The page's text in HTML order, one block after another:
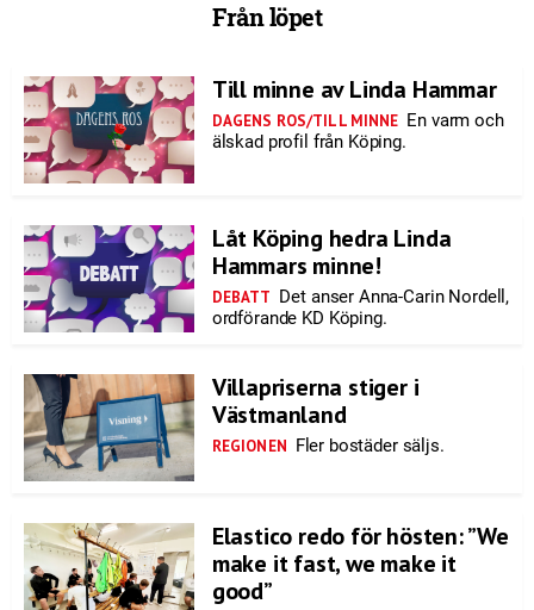
Från löpet
Till minne av Linda Hammar
DAGENS ROS/TILL MINNE En varm och
älskad profil från Köping.
Låt Köping hedra Linda
Hammars minne!
DEBATT Det anser Anna-Carin Nordell,
ordförande KD Köping.
Villapriserna stiger i
Västmanland
REGIONEN Fler bostäder säljs.
Elastico redo för hösten: ”We
make it fast, we make it
good”